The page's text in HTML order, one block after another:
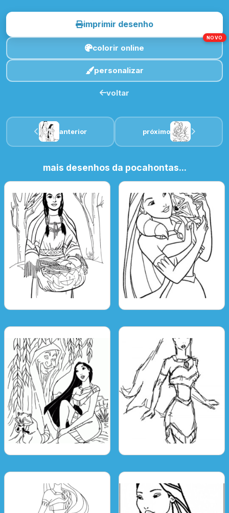
imprimir desenho
colorir online
NOVO
personalizar
voltar
anterior próximo
mais desenhos da pocahontas...